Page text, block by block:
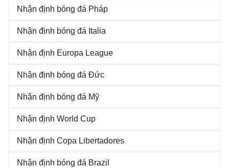
Nhận định bóng đá Pháp
Nhận định bóng đá Italia
Nhận định Europa League
Nhận định bóng đá Đức
Nhận định bóng đá Mỹ
Nhận định World Cup
Nhận định Copa Libertadores
Nhận định bóng đá Brazil